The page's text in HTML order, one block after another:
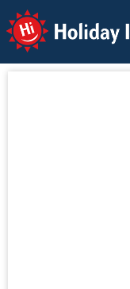
Holiday Info